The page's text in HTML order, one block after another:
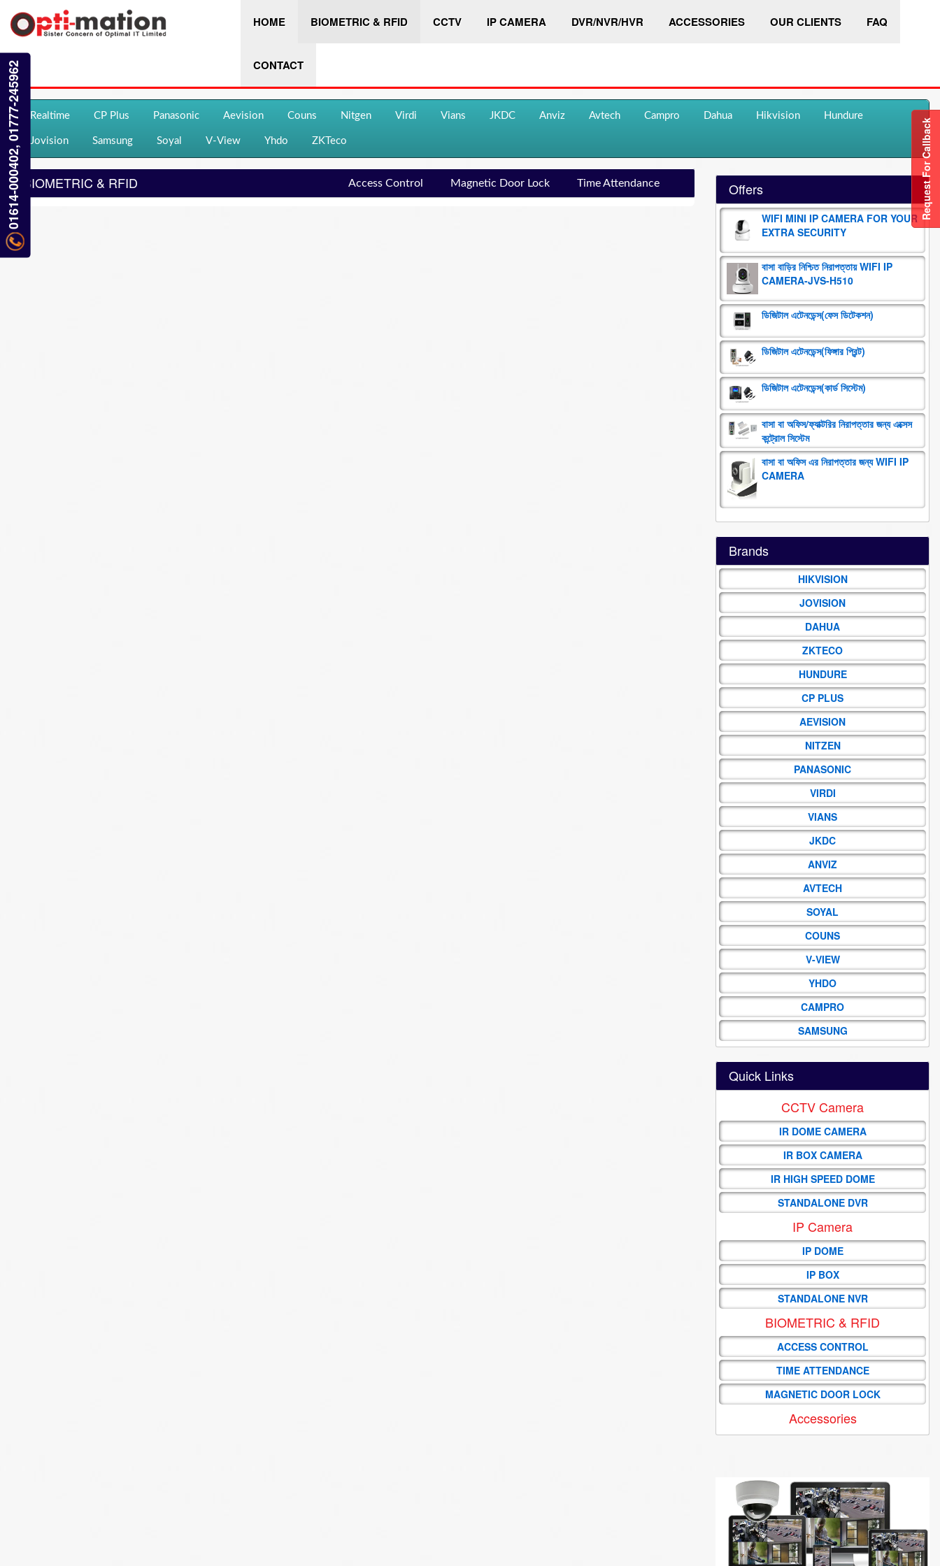
HOME BIOMETRIC & RFID CCTV IP CAMERA DVR/NVR/HVR ACCESSORIES OUR CLIENTS FAQ
CONTACT
Realtime CP Plus Panasonic Aevision Couns Nitgen Virdi Vians JKDC Anviz Avtech Campro Dahua Hikvision Hundure
Jovision Samsung Soyal V-View Yhdo ZKTeco
BIOMETRIC & RFID Access Control Magnetic Door Lock Time Attendance Offers
WIFI MINI IP CAMERA FOR YOUR
EXTRA SECURITY
বাসা বাড়ির নিশ্চিত নিরাপত্তায় WIFI IP
CAMERA-JVS-H510
ডিজিটাল এটেনডেন্স(ফেস ডিটেকশন)
ডিজিটাল এটেনডেন্স(ফিঙ্গার প্রিন্ট)
ডিজিটাল এটেনডেন্স(কার্ড সিস্টেম)
বাসা বা অফিস/ফ্যাক্টরির নিরাপত্তার জন্য এক্সেস
কন্ট্রোল সিস্টেম
বাসা বা অফিস এর নিরাপত্তার জন্য WIFI IP
CAMERA
Brands
HIKVISION
JOVISION
DAHUA
ZKTECO
HUNDURE
CP PLUS
AEVISION
NITZEN
PANASONIC
VIRDI
VIANS
JKDC
ANVIZ
AVTECH
SOYAL
COUNS
V-VIEW
YHDO
CAMPRO
SAMSUNG
Quick Links
CCTV Camera
IR DOME CAMERA
IR BOX CAMERA
IR HIGH SPEED DOME
STANDALONE DVR
IP Camera
IP DOME
IP BOX
STANDALONE NVR
BIOMETRIC & RFID
ACCESS CONTROL
TIME ATTENDANCE
MAGNETIC DOOR LOCK
Accessories
Request For Callback
01614-000402, 01777-245962